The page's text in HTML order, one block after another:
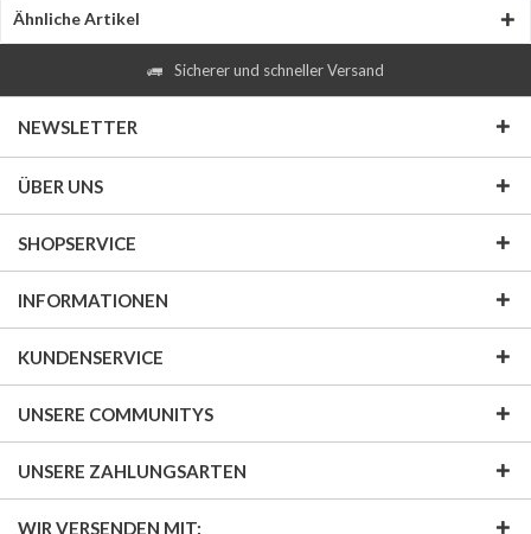
Ähnliche Artikel
Sicherer und schneller Versand
NEWSLETTER
ÜBER UNS
SHOPSERVICE
INFORMATIONEN
KUNDENSERVICE
UNSERE COMMUNITYS
UNSERE ZAHLUNGSARTEN
WIR VERSENDEN MIT: